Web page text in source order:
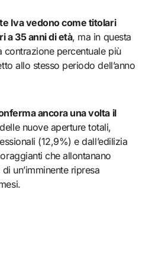
Iva vedono come titolari
a 35 anni di età, ma in questa
contrazione percentuale più
allo stesso periodo dell’anno
ancora una volta il
nuove aperture totali,
(12,9%) e dall’edilizia
che allontanano
un’imminente ripresa